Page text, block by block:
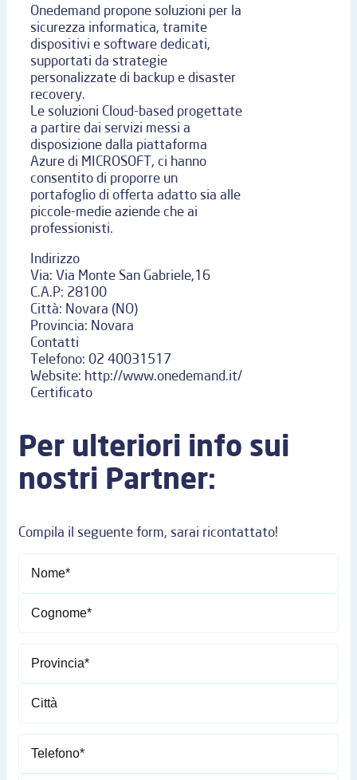
Onedemand propone soluzioni per la
sicurezza informatica, tramite
dispositivi e software dedicati,
supportati da strategie
personalizzate di backup e disaster
recovery.
Le soluzioni Cloud-based progettate
a partire dai servizi messi a
disposizione dalla piattaforma
Azure di MICROSOFT, ci hanno
consentito di proporre un
portafoglio di offerta adatto sia alle
piccole-medie aziende che ai
professionisti.
Indirizzo
Via: Via Monte San Gabriele,16
C.A.P: 28100
Città: Novara (NO)
Provincia: Novara
Contatti
Telefono: 02 40031517
Website: http://www.onedemand.it/
Certificato
Per ulteriori info sui
nostri Partner:
Compila il seguente form, sarai ricontattato!